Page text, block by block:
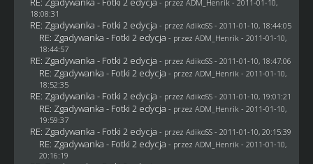
- przez ADM_Henrik - 2011-01-10,
18:08:31
RE: Zgadywanka - Fotki 2 edycja - przez AdikoSS - 2011-01-10, 18:44:05
RE: Zgadywanka - Fotki 2 edycja - przez ADM_Henrik - 2011-01-10,
18:44:57
RE: Zgadywanka - Fotki 2 edycja - przez AdikoSS - 2011-01-10, 18:47:06
RE: Zgadywanka - Fotki 2 edycja - przez ADM_Henrik - 2011-01-10,
18:52:35
RE: Zgadywanka - Fotki 2 edycja - przez AdikoSS - 2011-01-10, 19:01:21
RE: Zgadywanka - Fotki 2 edycja - przez ADM_Henrik - 2011-01-10,
19:59:37
RE: Zgadywanka - Fotki 2 edycja - przez AdikoSS - 2011-01-10, 20:15:39
RE: Zgadywanka - Fotki 2 edycja - przez ADM_Henrik - 2011-01-10,
20:16:19